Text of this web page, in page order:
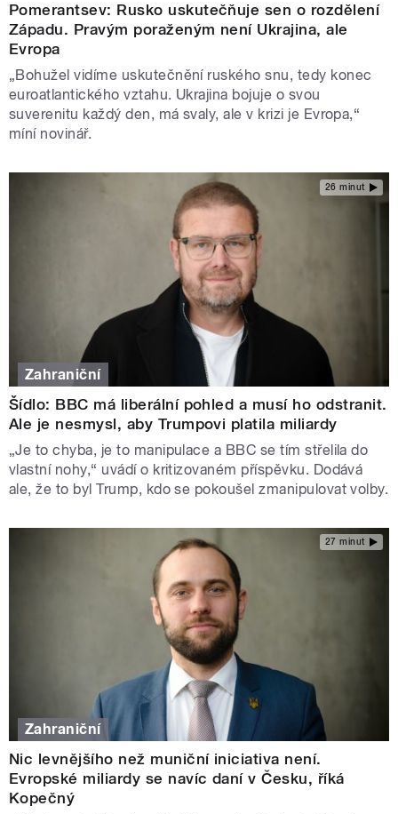
Pomerantsev: Rusko uskutečňuje sen o rozdělení
Západu. Pravým poraženým není Ukrajina, ale
Evropa
„Bohužel vidíme uskutečnění ruského snu, tedy konec
euroatlantického vztahu. Ukrajina bojuje o svou
suverenitu každý den, má svaly, ale v krizi je Evropa,“
míní novinář.
26 minut
Zahraniční
Šídlo: BBC má liberální pohled a musí ho odstranit.
Ale je nesmysl, aby Trumpovi platila miliardy
„Je to chyba, je to manipulace a BBC se tím střelila do
vlastní nohy,“ uvádí o kritizovaném příspěvku. Dodává
ale, že to byl Trump, kdo se pokoušel zmanipulovat volby.
27 minut
Zahraniční
Nic levnějšího než muniční iniciativa není.
Evropské miliardy se navíc daní v Česku, říká
Kopečný